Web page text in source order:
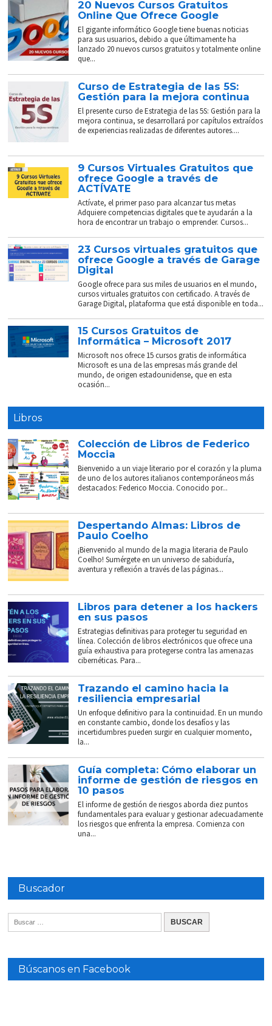
20 Nuevos Cursos Gratuitos
Online Que Ofrece Google
El gigante informático Google tiene buenas noticias
para sus usuarios, debido a que últimamente ha
lanzado 20 nuevos cursos gratuitos y totalmente online
que...
Curso de Estrategia de las 5S:
Gestión para la mejora continua
El presente curso de Estrategia de las 5S: Gestión para la
mejora continua, se desarrollará por capítulos extraídos
de experiencias realizadas de diferentes autores....
9 Cursos Virtuales Gratuitos que
ofrece Google a través de
ACTÍVATE
Actívate, el primer paso para alcanzar tus metas
Adquiere competencias digitales que te ayudarán a la
hora de encontrar un trabajo o emprender. Cursos...
23 Cursos virtuales gratuitos que
ofrece Google a través de Garage
Digital
Google ofrece para sus miles de usuarios en el mundo,
cursos virtuales gratuitos con certificado. A través de
Garage Digital, plataforma que está disponible en toda...
15 Cursos Gratuitos de
Informática – Microsoft 2017
Microsoft nos ofrece 15 cursos gratis de informática
Microsoft es una de las empresas más grande del
mundo, de origen estadounidense, que en esta
ocasión...
Libros
Colección de Libros de Federico
Moccia
Bienvenido a un viaje literario por el corazón y la pluma
de uno de los autores italianos contemporáneos más
destacados: Federico Moccia. Conocido por...
Despertando Almas: Libros de
Paulo Coelho
¡Bienvenido al mundo de la magia literaria de Paulo
Coelho! Sumérgete en un universo de sabiduría,
aventura y reflexión a través de las páginas...
Libros para detener a los hackers
en sus pasos
Estrategias definitivas para proteger tu seguridad en
línea. Colección de libros electrónicos que ofrece una
guía exhaustiva para protegerse contra las amenazas
cibernéticas. Para...
Trazando el camino hacia la
resiliencia empresarial
Un enfoque definitivo para la continuidad. En un mundo
en constante cambio, donde los desafíos y las
incertidumbres pueden surgir en cualquier momento,
la...
Guía completa: Cómo elaborar un
informe de gestión de riesgos en
10 pasos
El informe de gestión de riesgos aborda diez puntos
fundamentales para evaluar y gestionar adecuadamente
los riesgos que enfrenta la empresa. Comienza con
una...
Buscador
Búscanos en Facebook